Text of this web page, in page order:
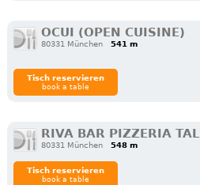
OCUI (OPEN CUISINE)
80331 München
541 m
Tisch reservieren
book a table
RIVA BAR PIZZERIA TAL
80331 München 548 m
Tisch reservieren
book a table